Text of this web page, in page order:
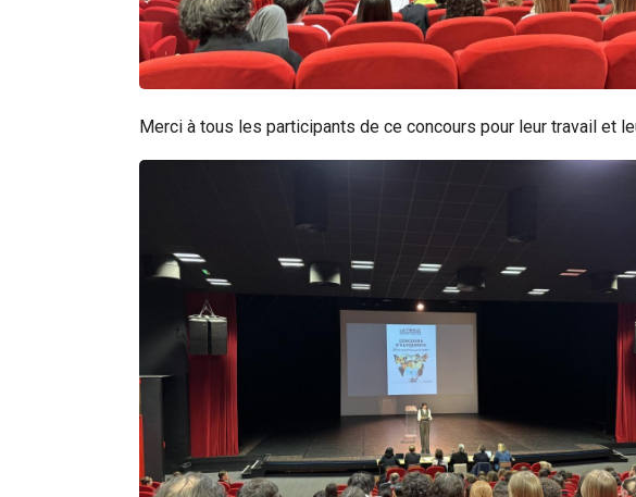
Merci à tous les participants de ce concours pour leur travail et